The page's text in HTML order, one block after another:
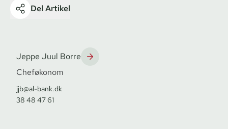
Del Artikel
Jeppe Juul Borre
Cheføkonom
jjb@al-bank.dk
38 48 47 61